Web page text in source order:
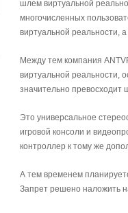
шлем виртуальной
многочисленных
виртуальной реальности,
Между тем компания
виртуальной реальности,
значительно превосходит
Это универсальное
игровой консоли и
контроллер к тому же
А тем временем
Запрет решено наложить